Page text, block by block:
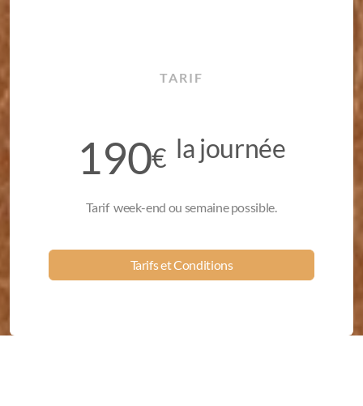
TARIF
190€ la journée
Tarif week-end ou semaine possible.
Tarifs et Conditions